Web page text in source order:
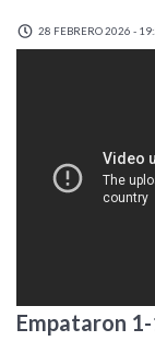
28 FEBRERO 2026 -
Empataron